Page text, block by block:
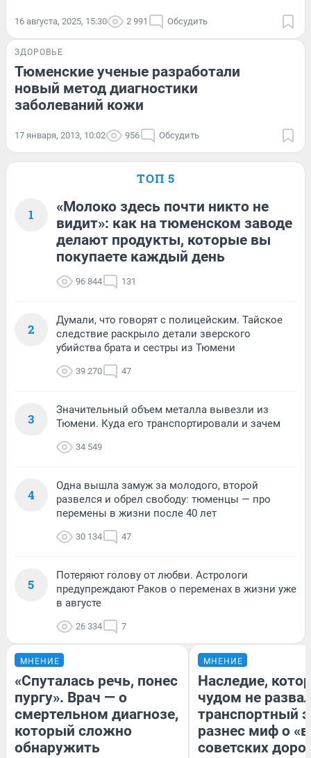
16 августа, 2025, 15:30 2 991 Обсудить
ЗДОРОВЬЕ
Тюменские ученые разработали
новый метод диагностики
заболеваний кожи
17 января, 2013, 10:02 956 Обсудить
ТОП 5
1
«Молоко здесь почти никто не
видит»: как на тюменском заводе
делают продукты, которые вы
покупаете каждый день
96 844 131
2
Думали, что говорят с полицейским. Тайское
следствие раскрыло детали зверского
убийства брата и сестры из Тюмени
39 270 47
3
Значительный объем металла вывезли из
Тюмени. Куда его транспортировали и зачем
34 549
4
Одна вышла замуж за молодого, второй
развелся и обрел свободу: тюменцы — про
перемены в жизни после 40 лет
30 134 47
5
Потеряют голову от любви. Астрологи
предупреждают Раков о переменах в жизни уже
в августе
26 334 7
МНЕНИЕ
«Спуталась речь, понес
пургу». Врач — о
смертельном диагнозе,
который сложно
обнаружить
МНЕНИЕ
Наследие,
чудом не
транспортный
разнес миф о
советских